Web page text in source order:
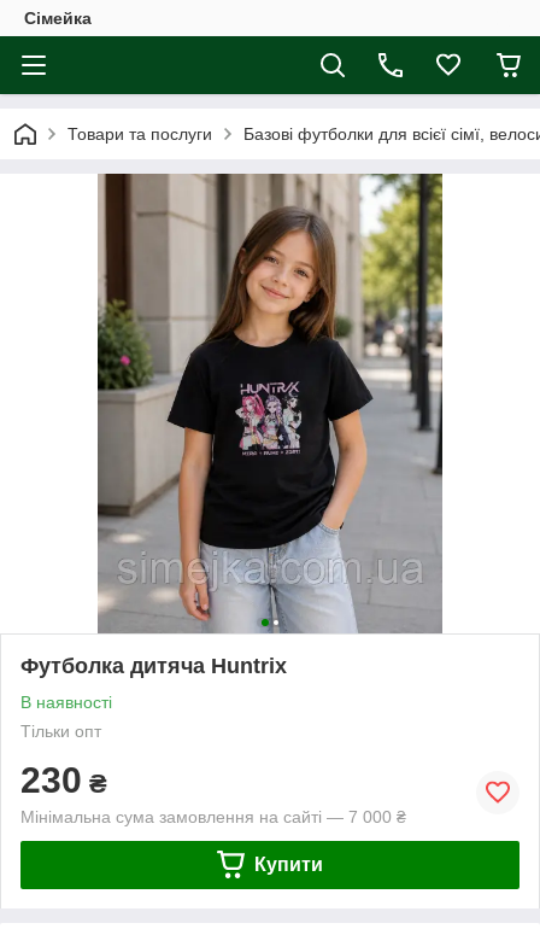
Сімейка
Товари та послуги Базові футболки для всієї сімї,
Футболка дитяча Huntrix
В наявності
Тільки опт
230 ₴
Мінімальна сума замовлення на сайті — 7 000 ₴
Купити